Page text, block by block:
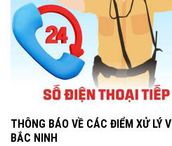
THÔNG BÁO VỀ CÁC ĐIỂM XỬ LÝ
BẮC NINH